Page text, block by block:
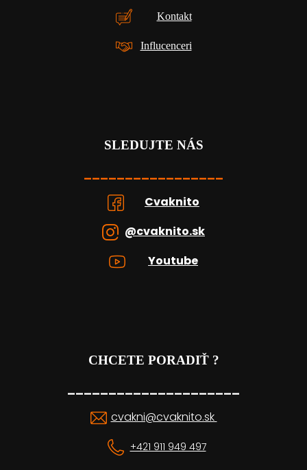
Kontakt
Influcenceri
SLEDUJTE NÁS
_________________
Cvaknito
@cvaknito.sk
Youtube
CHCETE PORADIŤ ?
_____________________
cvakni@cvaknito.sk
+421 911 949 497